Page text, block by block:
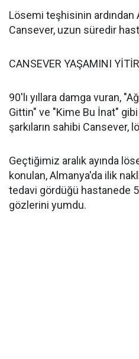
Lösemi teşhisinin ardından
Cansever, uzun süredir
CANSEVER YAŞAMINI
90'lı yıllara damga vuran,
Gittin" ve "Kime Bu İnat"
şarkıların sahibi Cansever,
Geçtiğimiz aralık ayında
konulan, Almanya'da ilik
tedavi gördüğü hastanede
gözlerini yumdu.